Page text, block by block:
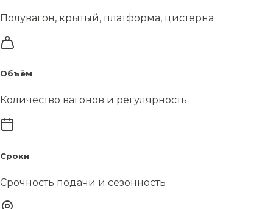
Полувагон, крытый, платформа, цистерна
Объём
Количество вагонов и регулярность
Сроки
Срочность подачи и сезонность